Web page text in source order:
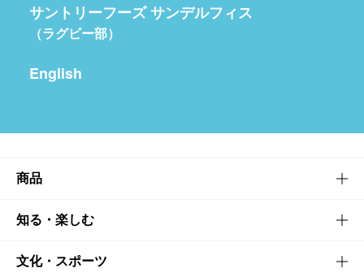
サントリーフーズ サンデルフィス
（ラグビー部）
English
商品
商品TOP
商品一覧
知る・楽しむ
知る・楽しむTOP
文化・スポーツ